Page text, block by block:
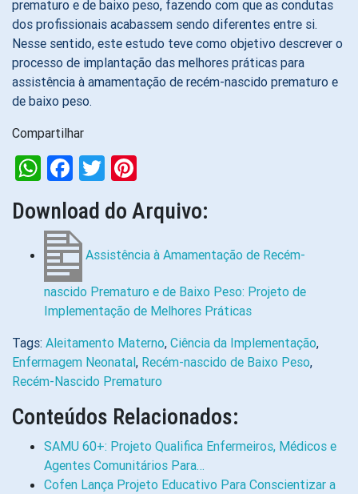
prematuro e de baixo peso, fazendo com que as condutas
dos profissionais acabassem sendo diferentes entre si.
Nesse sentido, este estudo teve como objetivo descrever o
processo de implantação das melhores práticas para
assistência à amamentação de recém-nascido prematuro e
de baixo peso.
Compartilhar
WhatsApp
Facebook
Twitter
Download do Arquivo:
Assistência à Amamentação de Recém-
nascido Prematuro e de Baixo Peso: Projeto de
Implementação de Melhores Práticas
Tags: Aleitamento Materno, Ciência da Implementação,
Enfermagem Neonatal, Recém-nascido de Baixo Peso,
Recém-Nascido Prematuro
Conteúdos Relacionados:
SAMU 60+: Projeto Qualifica Enfermeiros, Médicos e
Agentes Comunitários Para…
Cofen Lança Projeto Educativo Para Conscientizar a